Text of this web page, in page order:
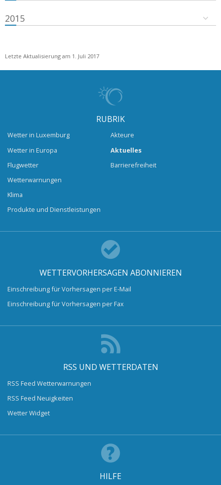
2015
Letzte Aktualisierung am 1. Juli 2017
RUBRIK
Wetter in Luxemburg
Wetter in Europa
Flugwetter
Wetterwarnungen
Klima
Produkte und Dienstleistungen
Akteure
Aktuelles
Barrierefreiheit
WETTERVORHERSAGEN ABONNIEREN
Einschreibung für Vorhersagen per E-Mail
Einschreibung für Vorhersagen per Fax
RSS UND WETTERDATEN
RSS Feed Wetterwarnungen
RSS Feed Neuigkeiten
Wetter Widget
HILFE